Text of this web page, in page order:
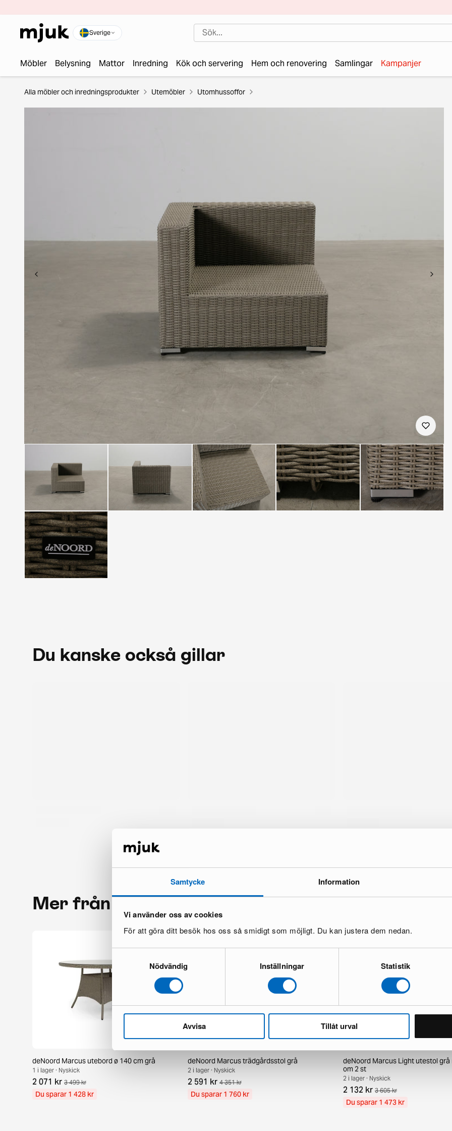
Samtycke Information
Vi använder oss av cookies
För att göra ditt besök hos oss så smidigt som möjligt. Du kan justera dem nedan.
Nödvändig Inställningar Statistik
Avvisa Tillåt urval
Sverige
Möbler Belysning Mattor Inredning Kök och servering Hem och renovering Samlingar Kampanjer
Alla möbler och inredningsprodukter Utemöbler Utomhussoffor
Du kanske också gillar
Mer från samma märke
deNoord Marcus utebord ø 140 cm grå
1 i lager · Nyskick
2 071 kr 3 499 kr
Du sparar 1 428 kr
deNoord Marcus trädgårdsstol grå
2 i lager · Nyskick
2 591 kr 4 351 kr
Du sparar 1 760 kr
deNoord Marcus Light utestol
om 2 st
2 i lager · Nyskick
2 132 kr 3 605 kr
Du sparar 1 473 kr